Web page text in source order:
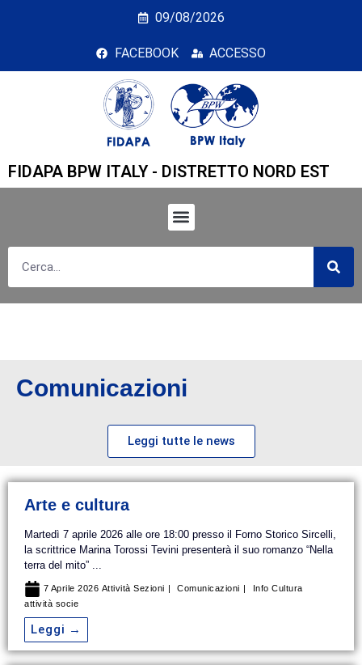
FIDAPA BPW Italy Distretto
09/08/2026
FACEBOOK ACCESSO
FIDAPA BPW ITALY - DISTRETTO NORD EST
Comunicazioni
Leggi tutte le news
Arte e cultura
Martedì 7 aprile 2026 alle ore 18:00 presso il Forno Storico Sircelli,
la scrittrice Marina Torossi Tevini presenterà il suo romanzo “Nella
terra del mito” ...
7 Aprile 2026 Attività Sezioni Comunicazioni
Info Cultura
attività socie
Leggi →